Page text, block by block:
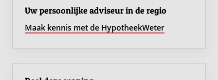
Uw persoonlijke adviseur in de regio
Maak kennis met de HypotheekWeter